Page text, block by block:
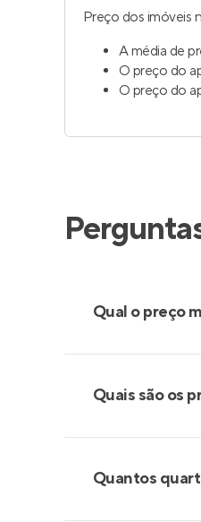
Preço dos imóveis
A média de
O preço do
O preço do
Qual o preço
Quais são os
Quantos